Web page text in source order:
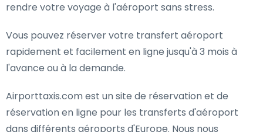
rendre votre voyage à l'aéroport sans stress.
Vous pouvez réserver votre transfert aéroport
rapidement et facilement en ligne jusqu'à 3 mois à
l'avance ou à la demande.
Airporttaxis.com est un site de réservation et de
réservation en ligne pour les transferts d'aéroport
dans différents aéroports d'Europe. Nous nous